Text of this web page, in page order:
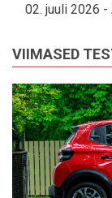
02. juuli 2026 -
VIIMASED